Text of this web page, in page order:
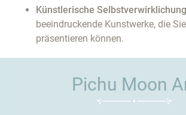
Künstlerische Selbstverwirklichung
beeindruckende Kunstwerke, die
präsentieren können.
Pichu Moon